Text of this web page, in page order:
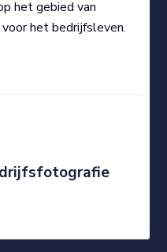
het gebied van
het bedrijfsleven.